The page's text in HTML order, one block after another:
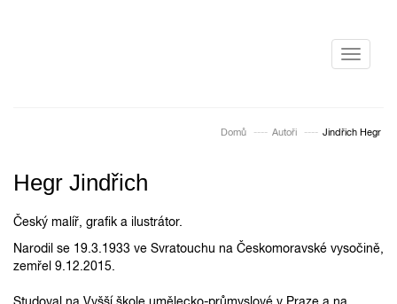
Toggle
Domů Autoři Jindřich Hegr
Hegr Jindřich
Český malíř, grafik a ilustrátor.
Narodil se 19.3.1933 ve Svratouchu na Českomoravské vysočině,
zemřel 9.12.2015.